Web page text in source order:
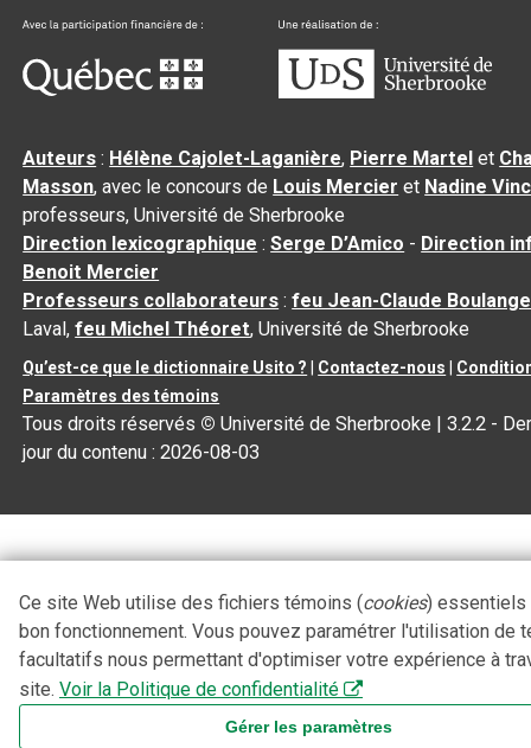
Auteurs : Hélène Cajolet-Laganière, Pierre Martel et
Masson, avec le concours de Louis Mercier et Nadine
professeurs, Université de Sherbrooke
Direction lexicographique :Serge D’Amico - Direction
Benoit Mercier
Professeurs collaborateurs :feu Jean-Claude
Laval,feu Michel Théoret, Université de Sherbrooke
Qu’est-ce que le dictionnaire Usito ? Contactez-nous
Paramètres des témoins
Tous droits réservés © Université de Sherbrooke |3.2.2 -
jour du contenu :2026-08-03
Ce site Web utilise des fichiers témoins (cookies) essentiels
bon fonctionnement. Vous pouvez paramétrer l'utilisation de
facultatifs nous permettant d'optimiser votre expérience à
site. Voir la Politique de confidentialité
Gérer les paramètres